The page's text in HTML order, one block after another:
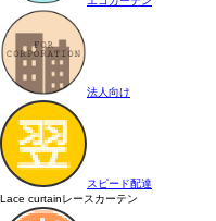
法人向け
スピード配達
Lace curtainレースカーテン